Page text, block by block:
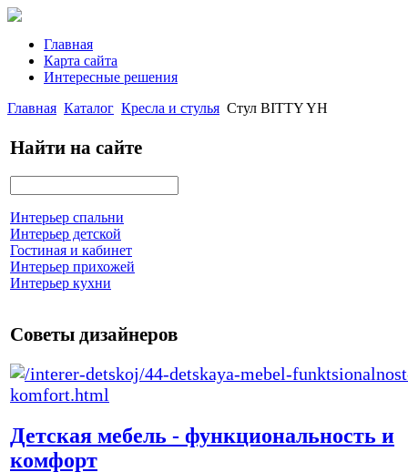
Главная
Карта сайта
Интересные решения
Главная Каталог Кресла и стулья Стул BITTY YH
Найти на сайте
Интерьер спальни
Интерьер детской
Гостиная и кабинет
Интерьер прихожей
Интерьер кухни
Советы дизайнеров
Детская мебель - функциональность и
комфорт